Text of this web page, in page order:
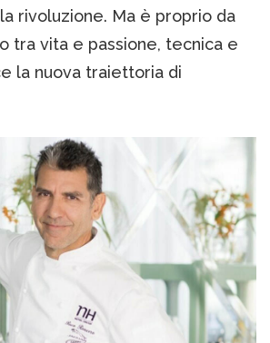
rivoluzione. Ma è proprio da
tra vita e passione, tecnica e
la nuova traiettoria di